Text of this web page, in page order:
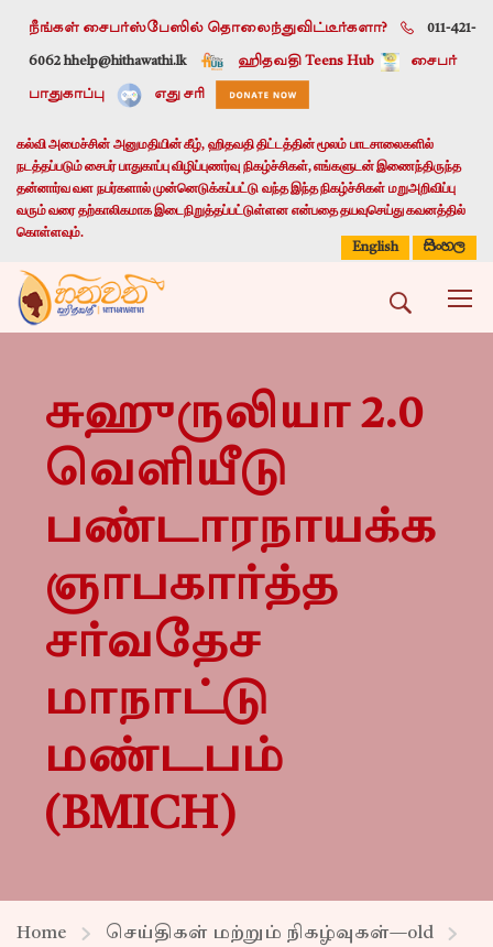
நீங்கள் சைபர்ஸ்பேஸில் தொலைந்துவிட்டீர்களா? 011-421-
6062 hhelp@hithawathi.lk ஹிதவதி Teens Hub சைபர்
பாதுகாப்பு எது சரி
கல்வி அமைச்சின் அனுமதியின் கீழ், ஹிதவதி திட்டத்தின் மூலம் பாடசாலைகளில்
நடத்தப்படும் சைபர் பாதுகாப்பு விழிப்புணர்வு நிகழ்ச்சிகள், எங்களுடன் இணைந்திருந்த
தன்னார்வ வள நபர்களால் முன்னெடுக்கப்பட்டு வந்த இந்த நிகழ்ச்சிகள் மறுஅறிவிப்பு
வரும் வரை தற்காலிகமாக இடைநிறுத்தப்பட்டுள்ளன என்பதை தயவுசெய்து கவனத்தில்
கொள்ளவும்.
English
සිංහල
சுஹுருலியா 2.0
வெளியீடு
பண்டாரநாயக்க
ஞாபகார்த்த
சர்வதேச
மாநாட்டு
மண்டபம்
(BMICH)
Home செய்திகள் மற்றும் நிகழ்வுகள்—old